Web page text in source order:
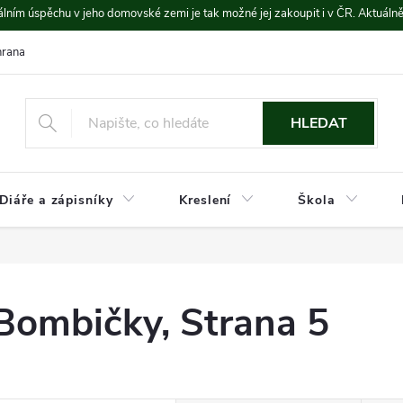
úspěchu v jeho domovské zemi je tak možné jej zakoupit i v ČR.
údajů
HLEDAT
Diáře a zápisníky Kreslení Škola
, Strana 5